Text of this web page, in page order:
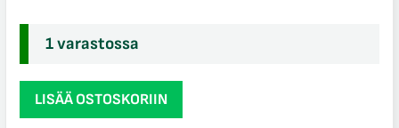
1 varastossa
Pokemon
Legends
LISÄÄ OSTOSKORIIN